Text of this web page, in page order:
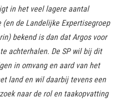
in het veel lagere aantal
de Landelijke Expertisegroep
bekend is dan dat Argos voor
achterhalen. De SP wil bij dit
in omvang en aard van het
land en wil daarbij tevens een
naar de rol en taakopvatting